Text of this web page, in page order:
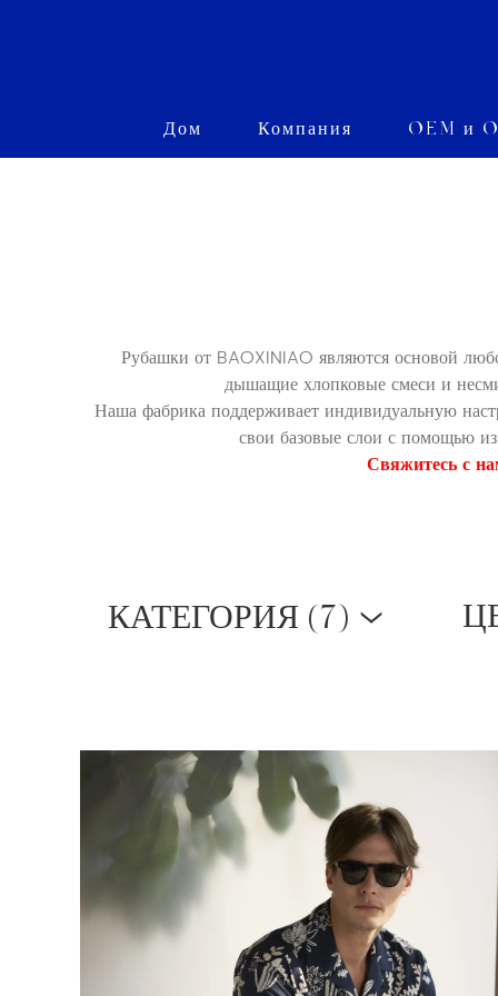
Дом Компания OEM и
Рубашки от BAOXINIAO являются основой
дышащие хлопковые смеси и
Наша фабрика поддерживает индивидуальную
свои базовые слои с помощью
Свяжитесь с
КАТЕГОРИЯ (7)